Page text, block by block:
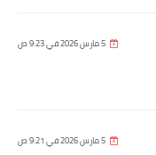
5 مارس 2026 في 9:23 ص
5 مارس 2026 في 9:21 ص